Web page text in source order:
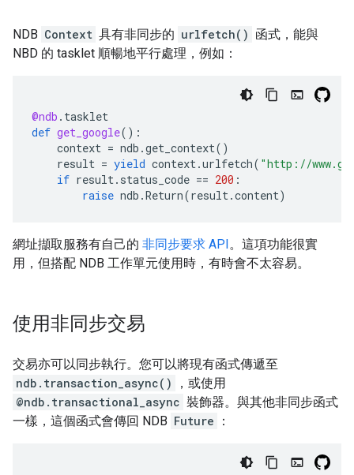
NDB Context 具有非同步的 urlfetch() 函式，能與
NBD 的 tasklet 順暢地平行處理，例如：
@ndb . tasklet
def get_google():
context = ndb .get_context()
result = yield context.urlfetch( "http://
if result. status_code == 200 :
raise ndb .Return(result.content)
網址擷取服務有自己的 非同步要求 API。這項功能很實
用，但搭配 NDB 工作單元使用時，有時會不太容易。
使用非同步交易
交易亦可以同步執行。您可以將現有函式傳遞至
ndb.transaction_async()
，或使用
@ndb.transactional_async 裝飾器。與其他非同步函式
一樣，這個函式會傳回 NDB Future ：